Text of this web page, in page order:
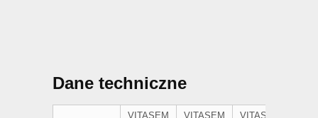
Dane techniczne
VITASEM
VITASEM
VITASEM